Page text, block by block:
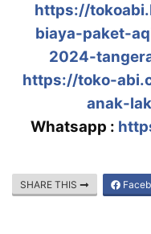
https://
biaya-paket-
2024-
https://toko-
anak-
Whatsapp :
SHARE THIS